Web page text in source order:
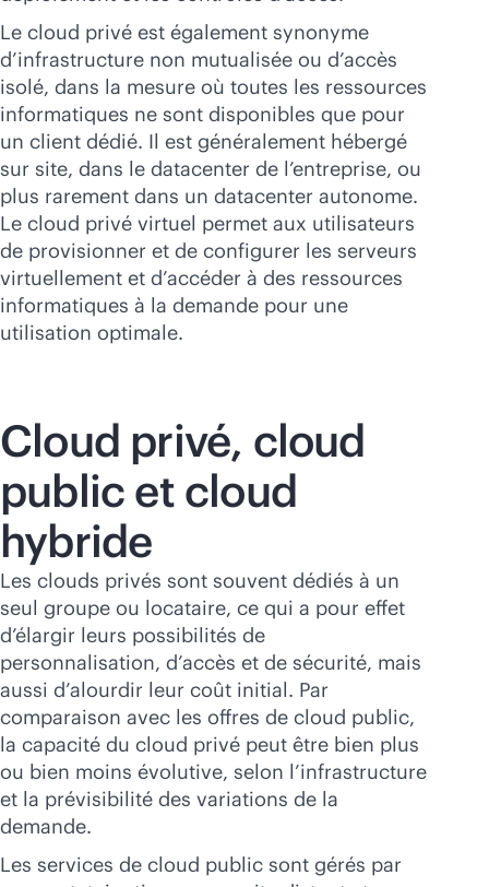
Le cloud privé est également synonyme
d’infrastructure non mutualisée ou d’accès
isolé, dans la mesure où toutes les ressources
informatiques ne sont disponibles que pour
un client dédié. Il est généralement hébergé
sur site, dans le datacenter de l’entreprise, ou
plus rarement dans un datacenter autonome.
Le cloud privé virtuel permet aux utilisateurs
de provisionner et de configurer les serveurs
virtuellement et d’accéder à des ressources
informatiques à la demande pour une
utilisation optimale.
Cloud privé, cloud
public et cloud
hybride
Les clouds privés sont souvent dédiés à un
seul groupe ou locataire, ce qui a pour effet
d’élargir leurs possibilités de
personnalisation, d’accès et de sécurité, mais
aussi d’alourdir leur coût initial. Par
comparaison avec les offres de cloud public,
la capacité du cloud privé peut être bien plus
ou bien moins évolutive, selon l’infrastructure
et la prévisibilité des variations de la
demande.
Les services de cloud public sont gérés par